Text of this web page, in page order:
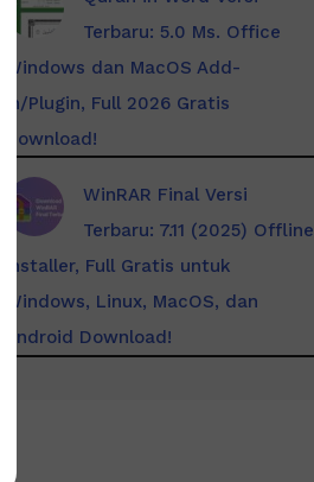
Terbaru: 5.0 Ms. Office
Windows dan MacOS Add-
In/Plugin, Full 2026 Gratis
Download!
WinRAR Final Versi
Terbaru: 7.11 (2025) Offline
Installer, Full Gratis untuk
Windows, Linux, MacOS, dan
Android Download!